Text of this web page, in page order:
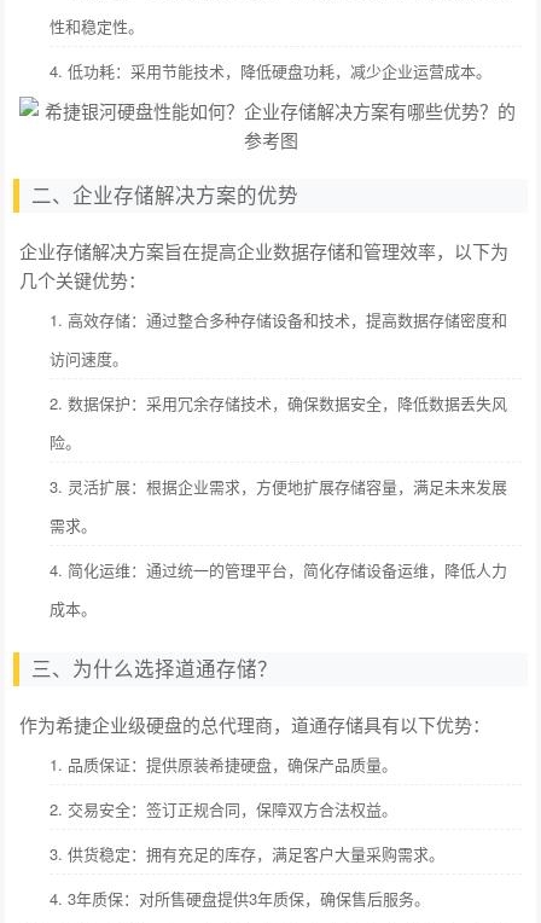
性和稳定性。
4. 低功耗：采用节能技术，降低硬盘功耗，减少企业运营成本。
二、企业存储解决方案的优势
企业存储解决方案旨在提高企业数据存储和管理效率，以下为
几个关键优势：
1. 高效存储：通过整合多种存储设备和技术，提高数据存储密度和
访问速度。
2. 数据保护：采用冗余存储技术，确保数据安全，降低数据丢失风
险。
3. 灵活扩展：根据企业需求，方便地扩展存储容量，满足未来发展
需求。
4. 简化运维：通过统一的管理平台，简化存储设备运维，降低人力
成本。
三、为什么选择道通存储？
作为希捷企业级硬盘的总代理商，道通存储具有以下优势：
1. 品质保证：提供原装希捷硬盘，确保产品质量。
2. 交易安全：签订正规合同，保障双方合法权益。
3. 供货稳定：拥有充足的库存，满足客户大量采购需求。
4. 3年质保：对所售硬盘提供3年质保，确保售后服务。